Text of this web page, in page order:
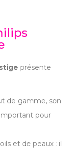
présente
de gamme, son
pour
et de peaux : il